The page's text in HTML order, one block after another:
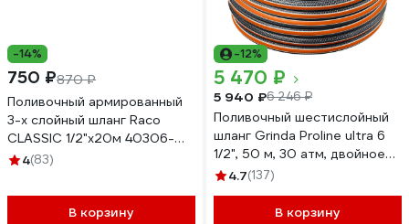
-14%
750 ₽870 ₽
Поливочный армированный
3-х слойный шланг Raco
CLASSIC 1/2"x20м 40306-
1/2-20_z01
4(83)
В корзину
-12%
5 470 ₽
5 940 ₽6 246 ₽
Поливочный шестислойный
шланг Grinda Proline ultra 6
1/2", 50 м, 30 атм, двойное
армирование 429009-1/2-
4.7(137)
В корзину